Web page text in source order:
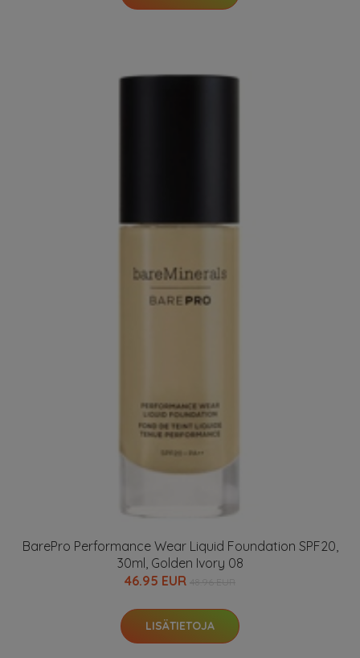
BarePro Performance Wear Liquid Foundation SPF20,
30ml, Golden Ivory 08
46.95 EUR
LISÄTIETOJA